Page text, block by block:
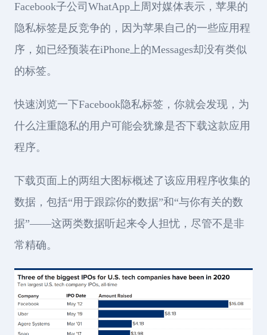
Facebook子公司WhatApp上周对媒体表示，苹果的
隐私标签是反竞争的，因为苹果自己的一些应用程
序，如已经预装在iPhone上的Messages却没有类似
的标签。
快速浏览一下Facebook隐私标签，你就会发现，为
什么注重隐私的用户可能会犹豫是否下载这款应用
程序。
下载页面上的两组大图标概述了该应用程序收集的
数据，包括“用于跟踪你的数据”和“与你有关的数
据”——这两类数据听起来令人担忧，尽管不是非
常精确。